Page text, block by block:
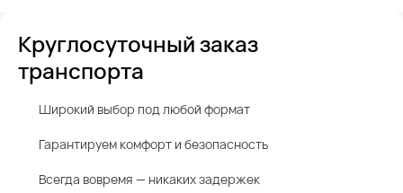
Круглосуточный заказ
транспорта
Широкий выбор под любой формат
Гарантируем комфорт и безопасность
Всегда вовремя — никаких задержек